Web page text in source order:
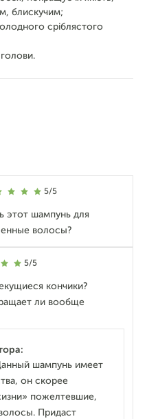
блискучим;
сріблястого
5/5
этот шампунь для
волосы?
5/5
кончики?
ли вообще
шампунь имеет
он скорее
пожелтевшие,
Придаст